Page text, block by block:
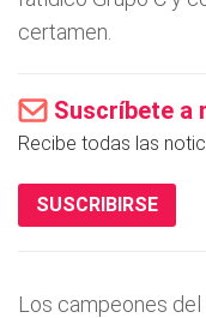
certamen.
Suscríbete a
Recibe todas las
SUSCRIBIRSE
Los campeones